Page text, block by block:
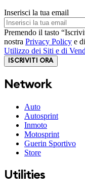
Inserisci la tua email
Premendo il tasto
nostra Privacy Policy e
Utilizzo dei Siti e di
ISCRIVITI ORA
Network
Auto
Autosprint
Inmoto
Motosprint
Guerin Sportivo
Store
Utilities